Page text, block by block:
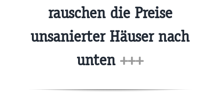
rauschen die Preise
unsanierter Häuser nach
unten +++